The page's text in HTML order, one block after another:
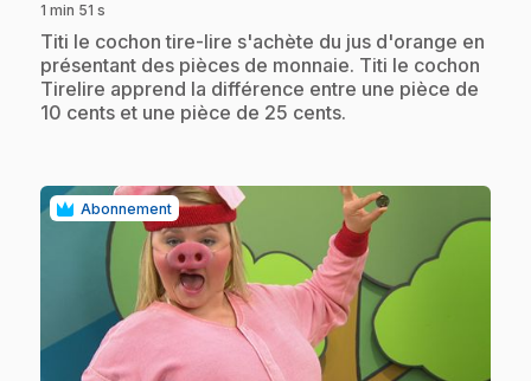
1 min 51 s
.Titi le cochon tire-lire s'achète du jus d'orange en
présentant des pièces de monnaie. Titi le cochon
Tirelire apprend la différence entre une pièce de
10 cents et une pièce de 25 cents.
Abonnement